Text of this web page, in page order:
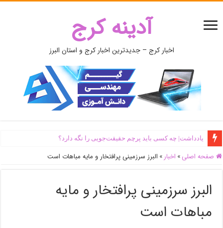
آدینه کرج
اخبار کرج – جدیدترین اخبار کرج و استان البرز
یادداشت| ‌چه کسی باید پرچم حقیقت‌جویی را نگه دارد؟
صفحه اصلی » اخبار » البرز سرزمینی پرافتخار و مایه مباهات است
البرز سرزمینی پرافتخار و مایه
مباهات است